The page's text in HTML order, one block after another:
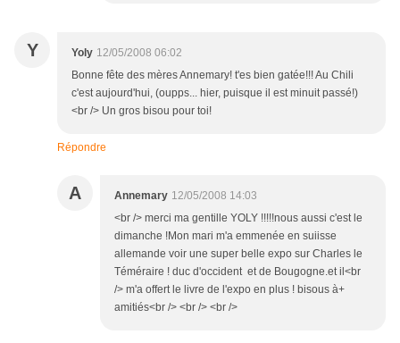
Y Yoly 12/05/2008 06:02
Bonne fête des mères Annemary! t'es bien gatée!!! Au Chili
c'est aujourd'hui, (oupps... hier, puisque il est minuit passé!)
<br /> Un gros bisou pour toi!
Répondre
A Annemary 12/05/2008 14:03
<br /> merci ma gentille YOLY !!!!!nous aussi c'est le
dimanche !Mon mari m'a emmenée en suiisse
allemande voir une super belle expo sur Charles le
Téméraire ! duc d'occident et de Bougogne.et il<br
/> m'a offert le livre de l'expo en plus ! bisous à+
amitiés<br /> <br /> <br />